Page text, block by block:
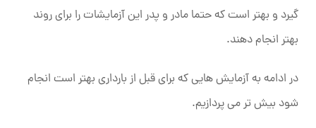
گیرد و بهتر است که حتما مادر و پدر این آزمایشات را برای روند
بهتر انجام دهند.
در ادامه به آزمایش هایی که برای قبل از بارداری بهتر است انجام
شود بیش تر می پردازیم.